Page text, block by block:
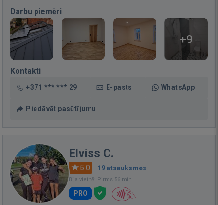
Darbu piemēri
+9
Kontakti
+371 *** *** 29 E-pasts WhatsApp
Piedāvāt pasūtījumu
Elviss C.
5.0 · 19 atsauksmes
Bija vietnē: Pirms 56 min.
PRO